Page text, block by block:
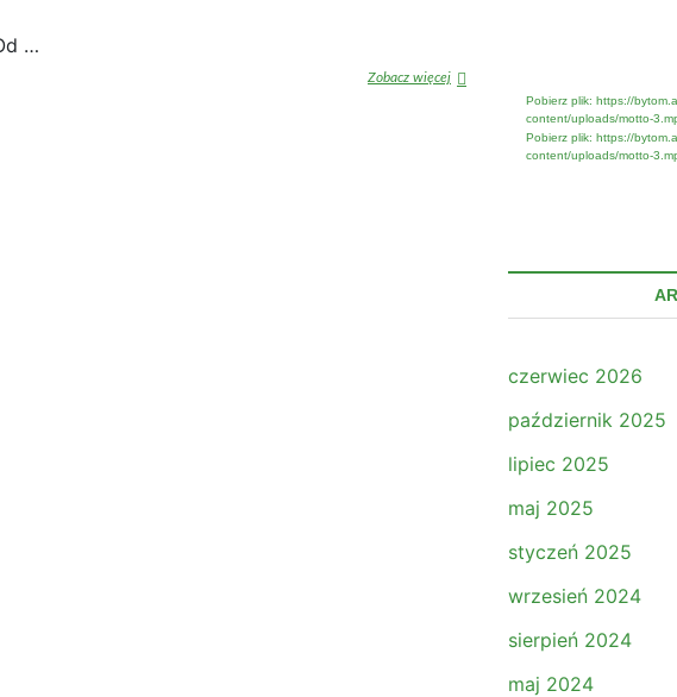
…
Zobacz więcej“Droga
Pobierz plik: https://
content/uploads/motto-
Pobierz plik: https://
content/uploads/motto-
czerwiec 2026
październik 2025
lipiec 2025
maj 2025
styczeń 2025
wrzesień 2024
sierpień 2024
maj 2024